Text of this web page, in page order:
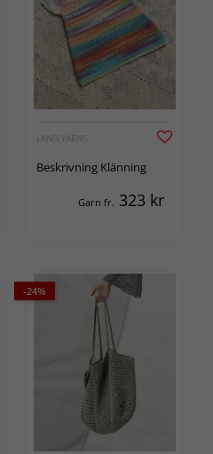
LANG YARNS
Beskrivning Klänning
Garn fr. 323 kr
-24%